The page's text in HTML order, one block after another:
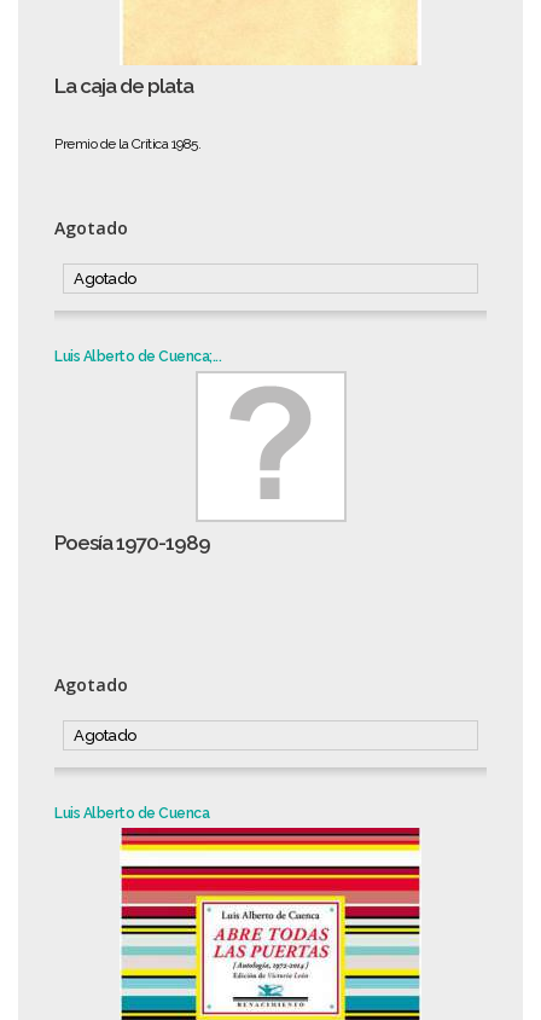
La caja de plata
Premio de la Crítica 1985.
Agotado
Agotado
Luis Alberto de Cuenca;...
Poesía 1970-1989
Agotado
Agotado
Luis Alberto de Cuenca